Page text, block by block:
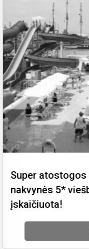
Super atostogos
nakvynės 5*
įskaičiuota!